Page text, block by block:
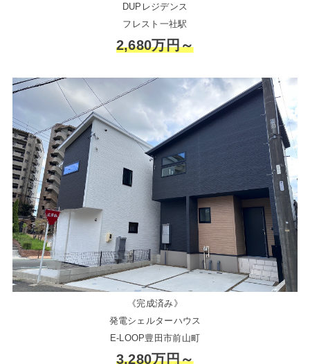
DUPレジデンス
フレスト一社駅
2,680万円～
《完成済み》
発電シェルターハウス
E-LOOP豊田市前山町
3,280万円～